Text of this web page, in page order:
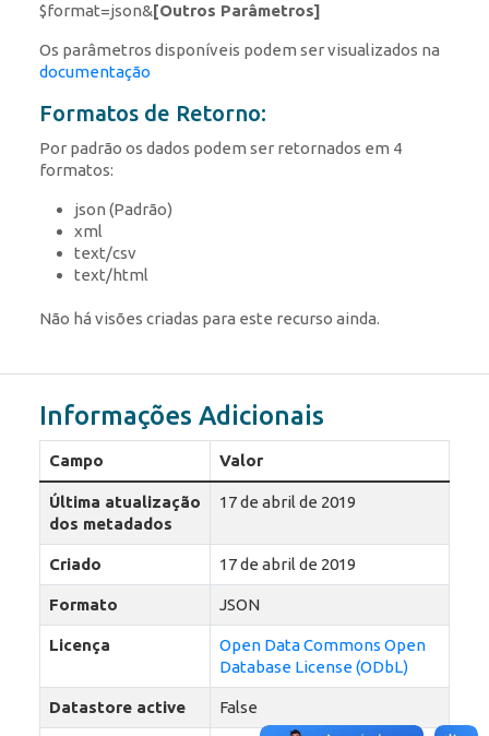
$format=json&[Outros Parâmetros]
Os parâmetros disponíveis podem ser visualizados na
documentação
Formatos de Retorno:
Por padrão os dados podem ser retornados em 4
formatos:
json (Padrão)
xml
text/csv
text/html
Não há visões criadas para este recurso ainda.
Informações Adicionais
Campo Valor
Última atualização
dos metadados
17 de abril de 2019
Criado 17 de abril de 2019
Formato JSON
Licença
Open Data Commons Open
Database License (ODbL)
Datastore active False